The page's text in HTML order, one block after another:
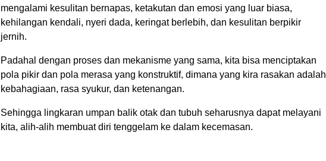
mengalami kesulitan bernapas, ketakutan dan emosi yang luar biasa,
kehilangan kendali, nyeri dada, keringat berlebih, dan kesulitan berpikir
jernih.
Padahal dengan proses dan mekanisme yang sama, kita bisa menciptakan
pola pikir dan pola merasa yang konstruktif, dimana yang kira rasakan adalah
kebahagiaan, rasa syukur, dan ketenangan.
Sehingga lingkaran umpan balik otak dan tubuh seharusnya dapat melayani
kita, alih-alih membuat diri tenggelam ke dalam kecemasan.